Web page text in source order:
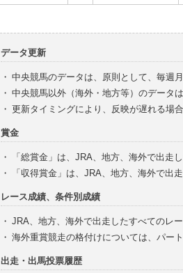
データ更新
・ 中央競馬のデータは、原則として、毎週
・ 中央競馬以外（海外・地方等）のデータ
・ 更新タイミングにより、反映が遅れる場合
賞金
・
「総賞金」は、JRA、地方、海外で出走
・
「収得賞金」は、JRA、地方、海外で出
レース成績、条件別成績
・ JRA、地方、海外で出走したすべてのレ
・ 海外重賞競走の格付けについては、パー
出走・出馬投票履歴